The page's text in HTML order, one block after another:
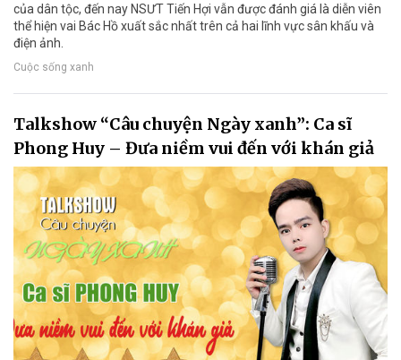
của dân tộc, đến nay NSƯT Tiến Hợi vẫn được đánh giá là diễn viên
thể hiện vai Bác Hồ xuất sắc nhất trên cả hai lĩnh vực sân khấu và
điện ảnh.
Cuộc sống xanh
Talkshow “Câu chuyện Ngày xanh”: Ca sĩ
Phong Huy – Đưa niềm vui đến với khán giả